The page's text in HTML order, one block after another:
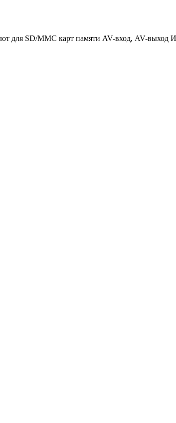
для SD/MMC карт памяти AV-вход, AV-